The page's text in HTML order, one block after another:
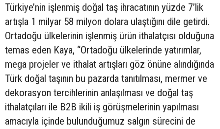
Türkiye’nin işlenmiş doğal taş ihracatının yüzde 7’lik
artışla 1 milyar 58 milyon dolara ulaştığını dile getirdi.
Ortadoğu ülkelerinin işlenmiş ürün ithalatçısı olduğuna
temas eden Kaya, “Ortadoğu ülkelerinde yatırımlar,
mega projeler ve ithalat artışları göz önüne alındığında
Türk doğal taşının bu pazarda tanıtılması, mermer ve
dekorasyon tercihlerinin anlaşılması ve doğal taş
ithalatçıları ile B2B ikili iş görüşmelerinin yapılması
amacıyla içinde bulunduğumuz salgın sürecini de